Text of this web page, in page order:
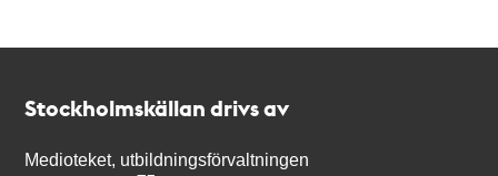
Stockholmskällan drivs av
Medioteket, utbildningsförvaltningen